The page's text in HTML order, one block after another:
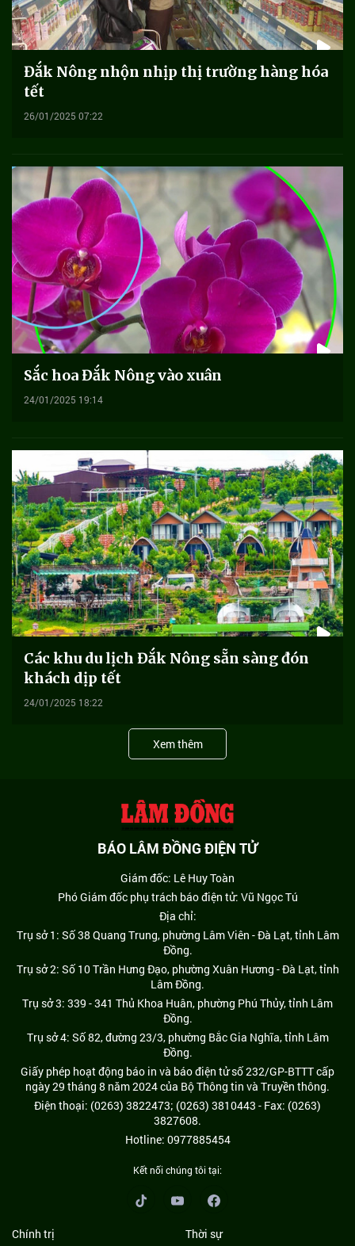
Đắk Nông nhộn nhịp thị trường hàng hóa
tết
26/01/2025 07:22
Sắc hoa Đắk Nông vào xuân
24/01/2025 19:14
Các khu du lịch Đắk Nông sẵn sàng đón
khách dịp tết
24/01/2025 18:22
Xem thêm
BÁO LÂM ĐỒNG ĐIỆN TỬ
Giám đốc: Lê Huy Toàn
Phó Giám đốc phụ trách báo điện tử: Vũ Ngọc Tú
Địa chỉ:
Trụ sở 1: Số 38 Quang Trung, phường Lâm Viên - Đà Lạt, tỉnh Lâm
Đồng.
Trụ sở 2: Số 10 Trần Hưng Đạo, phường Xuân Hương - Đà Lạt, tỉnh
Lâm Đồng.
Trụ sở 3: 339 - 341 Thủ Khoa Huân, phường Phú Thủy, tỉnh Lâm
Đồng.
Trụ sở 4: Số 82, đường 23/3, phường Bắc Gia Nghĩa, tỉnh Lâm
Đồng.
Giấy phép hoạt động báo in và báo điện tử số 232/GP-BTTT cấp
ngày 29 tháng 8 năm 2024 của Bộ Thông tin và Truyền thông.
Điện thoại: (0263) 3822473; (0263) 3810443 - Fax: (0263)
3827608.
Hotline: 0977885454
Kết nối chúng tôi tại:
Chính trị Thời sự